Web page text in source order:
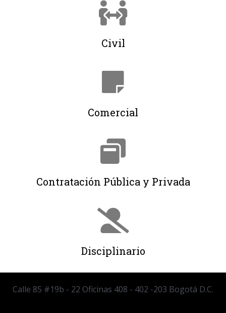
Civil
Comercial
Contratación Pública y Privada
Disciplinario
Calle 85 #19b - 22 Oficinas 408 - 402 -203 Bogotá D.C.